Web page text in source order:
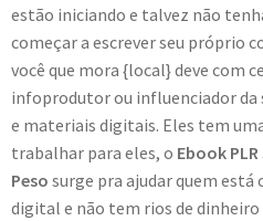
estão iniciando e talvez não
começar a escrever seu próprio
você que mora {local} deve com
infoprodutor ou influenciador da
e materiais digitais. Eles tem
trabalhar para eles, o Ebook
Peso surge pra ajudar quem está
digital e não tem rios de dinheiro